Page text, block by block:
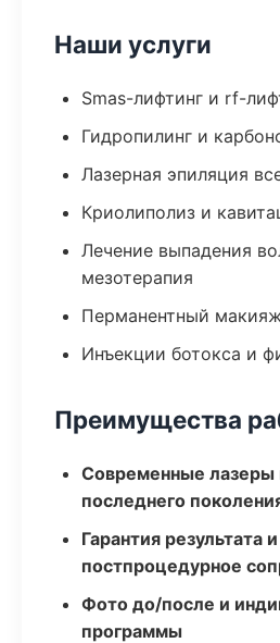
Наши услуги
Smas-лифтинг и rf-
Гидропилинг и
Лазерная эпиляция
Криолиполиз и
Лечение выпадения
мезотерапия
Перманентный
Инъекции ботокса и
Преимущества
Современные лазеры
последнего
Гарантия результата и
постпроцедурное
Фото до/после и
программы